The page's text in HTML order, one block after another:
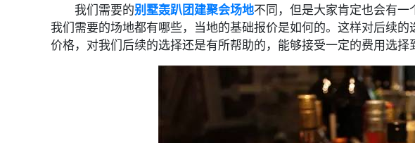
我们需要的别墅轰趴团建聚会场地不同，但是大家肯定也会有
我们需要的场地都有哪些，当地的基础报价是如何的。这样对后续
价格，对我们后续的选择还是有所帮助的，能够接受一定的费用选择